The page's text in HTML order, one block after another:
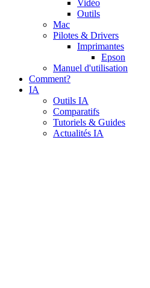
Vidéo
Outils
Mac
Pilotes & Drivers
Imprimantes
Epson
Manuel d'utilisation
Comment?
IA
Outils IA
Comparatifs
Tutoriels & Guides
Actualités IA